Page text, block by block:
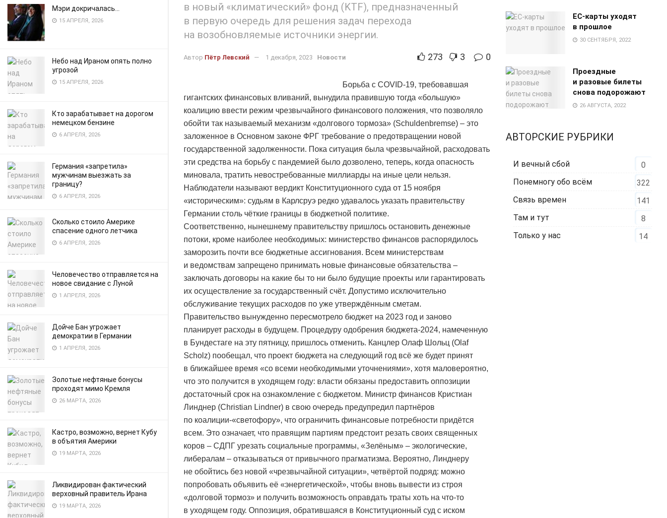
Мэри докричалась…
15 АПРЕЛЯ, 2026
Небо над Ираном опять полно
угрозой
15 АПРЕЛЯ, 2026
Кто зарабатывает на дорогом
немецком бензине
6 АПРЕЛЯ, 2026
Германия «запретила»
мужчинам выезжать за
границу?
6 АПРЕЛЯ, 2026
Сколько стоило Америке
спасение одного летчика
6 АПРЕЛЯ, 2026
Человечество отправляется на
новое свидание с Луной
1 АПРЕЛЯ, 2026
Дойче Бан угрожает
демократии в Германии
1 АПРЕЛЯ, 2026
Золотые нефтяные бонусы
проходят мимо Кремля
26 МАРТА, 2026
Кастро, возможно, вернет Кубу
в объятия Америки
19 МАРТА, 2026
Ликвидирован фактический
верховный правитель Ирана
19 МАРТА, 2026
в новый «климатический» фонд (KTF), предназначенный
в первую очередь для решения задач перехода
на возобновляемые источники энергии.
Автор Пётр Левский 1 декабря, 2023 Новости 273 3 0
Борьба с COVID-19, требовавшая
гигантских финансовых вливаний, вынудила правившую тогда «большую»
коалицию ввести режим чрезвычайного финансового положения, что позволяло
обойти так называемый механизм «долгового тормоза» (Schuldenbremse) – это
заложенное в Основном законе ФРГ требование о предотвращении новой
государственной задолженности. Пока ситуация была чрезвычайной, расходовать
эти средства на борьбу с пандемией было дозволено, теперь, когда опасность
миновала, тратить невостребованные миллиарды на иные цели нельзя.
Наблюдатели называют вердикт Конституционного суда от 15 ноября
«историческим»: судьям в Карлсруэ редко удавалось указать правительству
Германии столь чёткие границы в бюджетной политике.
Соответственно, нынешнему правительству пришлось остановить денежные
потоки, кроме наиболее необходимых: министерство финансов распорядилось
заморозить почти все бюджетные ассигнования. Всем министерствам
и ведомствам запрещено принимать новые финансовые обязательства –
заключать договоры на какие бы то ни было будущие проекты или гарантировать
их осуществление за государственный счёт. Допустимо исключительно
обслуживание текущих расходов по уже утверждённым сметам.
Правительство вынужденно пересмотрело бюджет на 2023 год и заново
планирует расходы в будущем. Процедуру одобрения бюджета-2024, намеченную
в Бундестаге на эту пятницу, пришлось отменить. Канцлер Олаф Шольц (Olaf
Scholz) пообещал, что проект бюджета на следующий год всё же будет принят
в ближайшее время «со всеми необходимыми уточнениями», хотя маловероятно,
что это получится в уходящем году: власти обязаны предоставить оппозиции
достаточный срок на ознакомление с бюджетом. Министр финансов Кристиан
Линднер (Christian Lindner) в свою очередь предупредил партнёров
по коалиции-«светофору», что ограничить финансовые потребности придётся
всем. Это означает, что правящим партиям предстоит резать своих священных
коров – СДПГ урезать социальные программы, «Зелёным» – экологические,
либералам – отказываться от привычного прагматизма. Вероятно, Линднеру
не обойтись без новой «чрезвычайной ситуации», четвёртой подряд: можно
попробовать объявить её «энергетической», чтобы вновь вывести из строя
«долговой тормоз» и получить возможность оправдать траты хоть на что-то
в уходящем году. Оппозиция, обратившаяся в Конституционный суд с иском
EC-карты уходят
в прошлое
30 СЕНТЯБРЯ, 2022
Проездные
и разовые билеты
снова подорожают
26 АВГУСТА, 2022
АВТОРСКИЕ РУБРИКИ
И вечный сбой
0
Понемногу обо всём
322
Связь времен
141
Там и тут
8
Только у нас
14